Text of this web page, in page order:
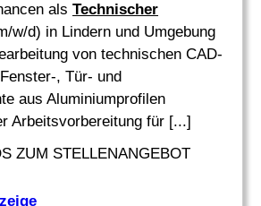
als Technischer
w/d) in Lindern und Umgebung
von technischen CAD-
, Tür- und
aus Aluminiumprofilen
Arbeitsvorbereitung für [...]
ZUM STELLENANGEBOT